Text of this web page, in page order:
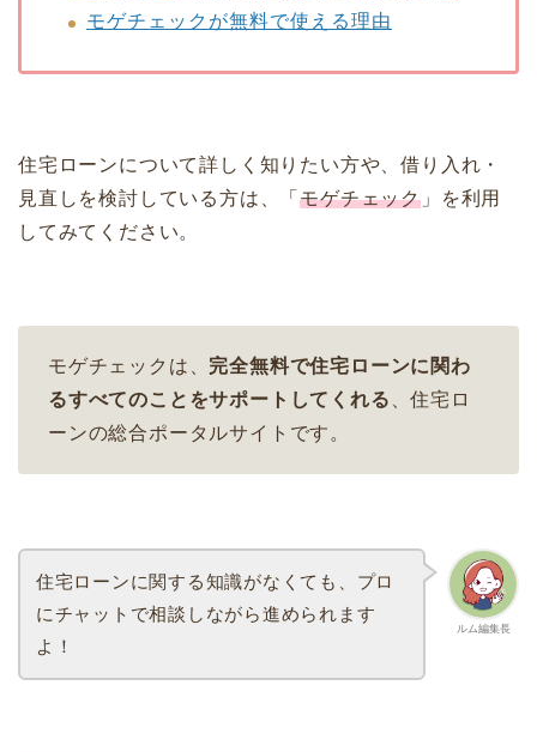
モゲチェックが無料で使える理由
住宅ローンについて詳しく知りたい方や、借り入れ・
見直しを検討している方は、「モゲチェック 」を利用
してみてください。
モゲチェックは、 完全無料で住宅ローンに関わ
るすべてのことをサポートしてくれる 、住宅ロ
ーンの総合ポータルサイトです。
ルム編集長
住宅ローンに関する知識がなくても、プロ
にチャットで相談しながら進められます
よ！